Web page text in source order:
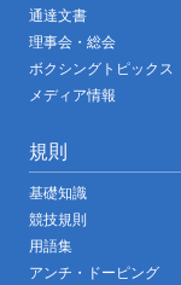
通達文書
理事会・総会
ボクシングトピックス
メディア情報
規則
基礎知識
競技規則
用語集
アンチ・ドーピング